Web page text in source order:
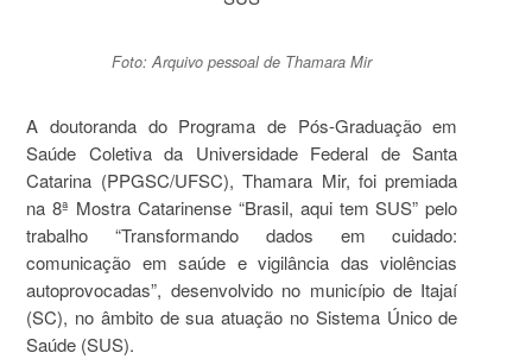
Foto: Arquivo pessoal de Thamara Mir
A doutoranda do Programa de Pós-Graduação em
Saúde Coletiva da Universidade Federal de Santa
Catarina (PPGSC/UFSC), Thamara Mir, foi premiada
na 8ª Mostra Catarinense “Brasil, aqui tem SUS” pelo
trabalho “Transformando dados em cuidado:
comunicação em saúde e vigilância das violências
autoprovocadas”, desenvolvido no município de Itajaí
(SC), no âmbito de sua atuação no Sistema Único de
Saúde (SUS).